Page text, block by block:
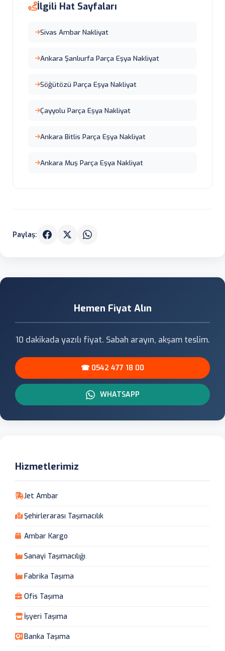
İlgili Hat Sayfaları
Sivas Ambar Nakliyat
Ankara Şanlıurfa Parça Eşya Nakliyat
Söğütözü Parça Eşya Nakliyat
Çayyolu Parça Eşya Nakliyat
Ankara Bitlis Parça Eşya Nakliyat
Ankara Muş Parça Eşya Nakliyat
Paylaş:
Hemen Fiyat Alın
10 dakikada yazılı fiyat. Sabah arayın, akşam teslim.
☎ 0542 477 18 00
WHATSAPP
Hizmetlerimiz
Jet Ambar
Şehirlerarası Taşımacılık
Ambar Kargo
Sanayi Taşımacılığı
Fabrika Taşıma
Ofis Taşıma
İşyeri Taşıma
Banka Taşıma